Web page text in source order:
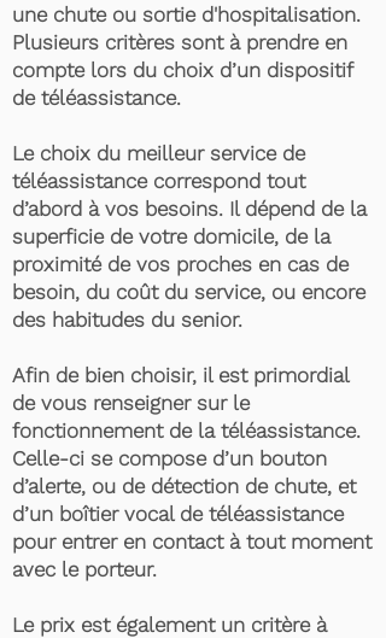
une chute ou sortie d'hospitalisation.
Plusieurs critères sont à prendre en
compte lors du choix d’un dispositif
de téléassistance.
Le choix du meilleur service de
téléassistance correspond tout
d’abord à vos besoins. Il dépend de la
superficie de votre domicile, de la
proximité de vos proches en cas de
besoin, du coût du service, ou encore
des habitudes du senior.
Afin de bien choisir, il est primordial
de vous renseigner sur le
fonctionnement de la téléassistance.
Celle-ci se compose d’un bouton
d’alerte, ou de détection de chute, et
d’un boîtier vocal de téléassistance
pour entrer en contact à tout moment
avec le porteur.
Le prix est également un critère à